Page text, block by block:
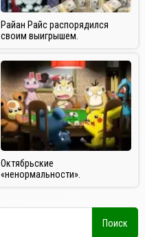
Райан Райс распорядился
своим выигрышем.
Октябрьские
«ненормальности».